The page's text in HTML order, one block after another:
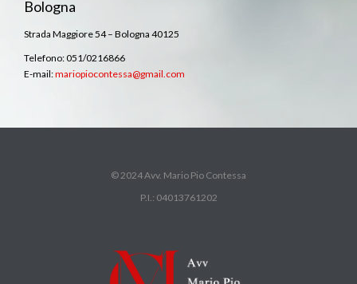
Bologna
Strada Maggiore 54 – Bologna 40125
Telefono: 051/0216866
E-mail:mariopiocontessa@gmail.com
© 2024 Avv. Mario Pio Contessa
P.I.: 04013761202